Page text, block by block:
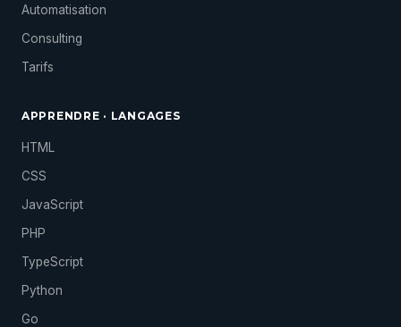
Automatisation
Consulting
Tarifs
APPRENDRE · LANGAGES
HTML
CSS
JavaScript
PHP
TypeScript
Python
Go